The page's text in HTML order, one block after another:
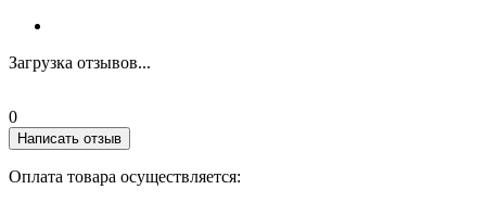
Загрузка отзывов...
0
Написать отзыв
Оплата товара осуществляется: